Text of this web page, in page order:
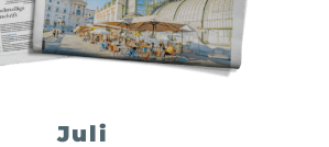
Juli